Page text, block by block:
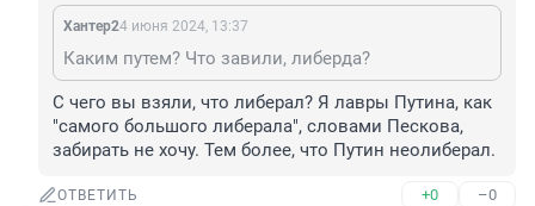
Хантер24 июня 2024, 13:37
Каким путем? Что завили, либерда?
С чего вы взяли, что либерал? Я лавры Путина, как
"самого большого либерала", словами Пескова,
забирать не хочу. Тем более, что Путин неолиберал.
ОТВЕТИТЬ +0 –0